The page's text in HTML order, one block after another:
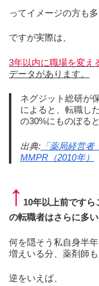
ってイメージの方も
ですが実際は、
3年以内に職場を変え
データがあります。
ネグジット総研が
によると、転職し
の30%にものぼる
出典:「薬局経営者
MMPR（2010年）
↑ 10年以上前です
の転職者はさらに多い
何を隠そう私自身半
増えいる分、薬剤師
逆をいえば、